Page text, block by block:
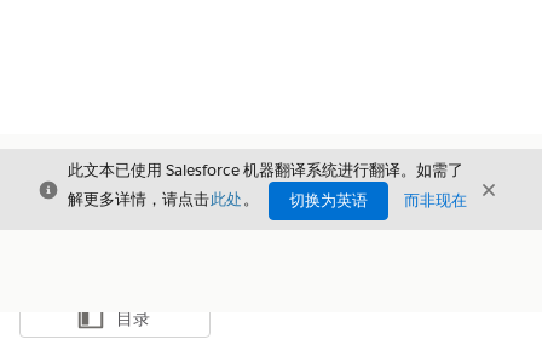
关闭
此文本已使用 Salesforce 机器翻译系统进行翻译。如需了
解更多详情，请点击此处。 切换为英语 而非现在 关闭
显示目录
目录